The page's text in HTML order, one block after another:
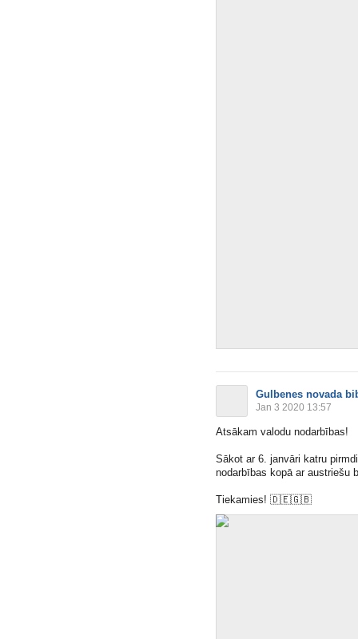
Gulbenes novada
Jan 3 2020 13:57
Atsākam valodu nodarbības!
Sākot ar 6. janvāri katru
nodarbības kopā ar austriešu
Tiekamies! 🇩🇪🇬🇧